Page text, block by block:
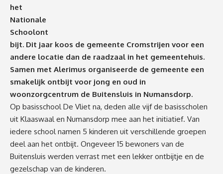
het
Nationale
Schoolont
bijt. Dit jaar koos de gemeente Cromstrijen voor een
andere locatie dan de raadzaal in het gemeentehuis.
Samen met Alerimus organiseerde de gemeente een
smakelijk ontbijt voor jong en oud in
woonzorgcentrum de Buitensluis in Numansdorp.
Op basisschool De Vliet na, deden alle vijf de basisscholen
uit Klaaswaal en Numansdorp mee aan het initiatief. Van
iedere school namen 5 kinderen uit verschillende groepen
deel aan het ontbijt. Ongeveer 15 bewoners van de
Buitensluis werden verrast met een lekker ontbijtje en de
gezelschap van de kinderen.